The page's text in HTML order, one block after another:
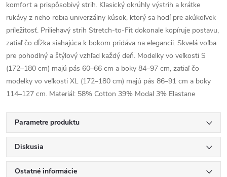
komfort a prispôsobivý strih. Klasický okrúhly výstrih a krátke
rukávy z neho robia univerzálny kúsok, ktorý sa hodí pre akúkoľvek
príležitosť. Priliehavý strih Stretch-to-Fit dokonale kopíruje postavu,
zatiaľ čo dĺžka siahajúca k bokom pridáva na elegancii. Skvelá voľba
pre pohodlný a štýlový vzhľad každý deň. Modelky vo veľkosti S
(172–180 cm) majú pás 60–66 cm a boky 84–97 cm, zatiaľ čo
modelky vo veľkosti XL (172–180 cm) majú pás 86–91 cm a boky
114–127 cm. Materiál: 58% Cotton 39% Modal 3% Elastane
Parametre produktu
Diskusia
Ostatné informácie